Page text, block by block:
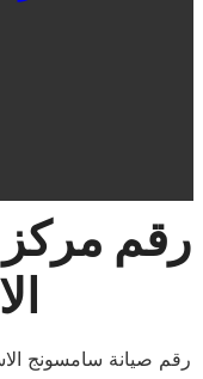
رقم
رقم صيانة سامسونج